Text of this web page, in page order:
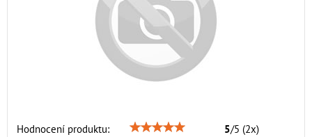
Hodnocení produktu: 5/5 (2x)